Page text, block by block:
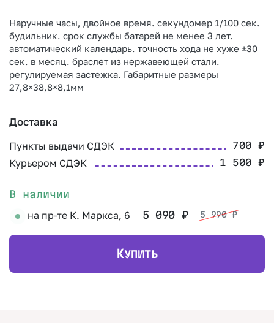
Наручные часы, двойное время. секундомер 1/100 сек.
будильник. срок службы батарей не менее 3 лет.
автоматический календарь. точность хода не хуже ±30
сек. в месяц. браслет из нержавеющей стали.
регулируемая застежка. Габаритные размеры
27,8×38,8×8,1мм
Доставка
Пункты выдачи СДЭК 700₽
Курьером СДЭК 1 500₽
В наличии
на пр-те К. Маркса, 6 5 090 ₽ 5 990₽
КУПИТЬ